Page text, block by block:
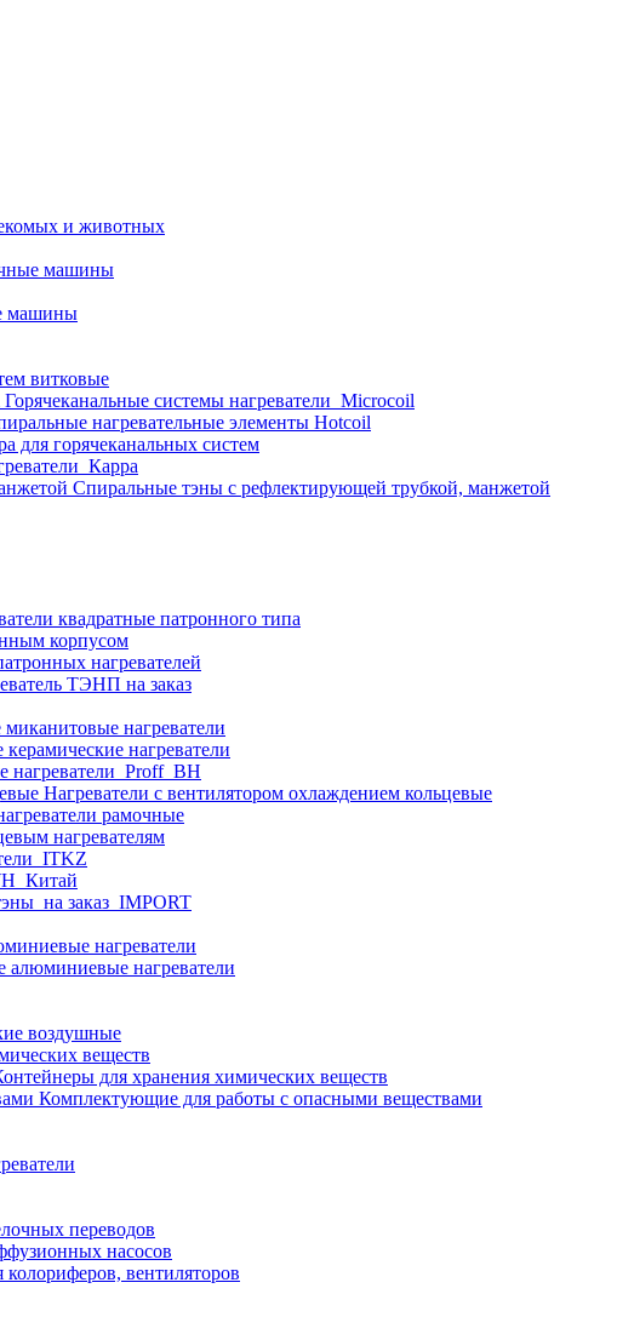
и животных
машины
машины
витковые
Горячеканальные системы нагреватели_Microcoil
нагревательные элементы Hotcoil
для горячеканальных систем
Спиральные тэны с рефлектирующей трубкой, манжетой
квадратные патронного типа
корпусом
нагревателей
ТЭНП на заказ
нагреватели
нагреватели
нагреватели_Proff_BH
Нагреватели с вентилятором охлаждением кольцевые
рамочные
нагревателям
заказ_IMPORT
нагреватели
алюминиевые нагреватели
воздушные
веществ
для хранения химических веществ
Комплектующие для работы с опасными веществами
переводов
насосов
вентиляторов